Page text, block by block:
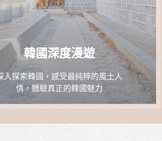
韓國深度漫遊
入探索韓國，感受最純粹的風土人
情，體驗真正的韓國魅力